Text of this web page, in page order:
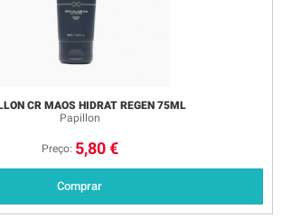
CR MAOS HIDRAT REGEN 75ML
Papillon
Preço: 5,80 €
Comprar